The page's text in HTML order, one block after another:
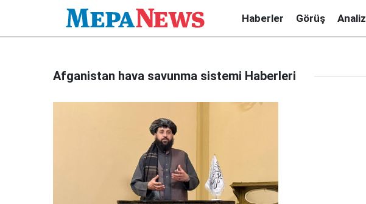
Haberler Görüş Analiz
Afganistan hava savunma sistemi Haberleri